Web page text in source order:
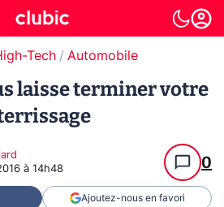
Tech Automobile
laisse terminer votre
à 14h48 0
Ajoutez-nous en favori